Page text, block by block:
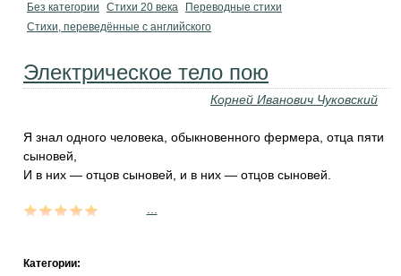
Без категории
Стихи 20 века
Переводные стихи
Стихи, переведённые с английского
Электрическое тело пою
Корней Иванович Чуковский
Я знал одного человека, обыкновенного фермера, отца пяти
сыновей,
И в них — отцов сыновей, и в них — отцов сыновей.
Категории: